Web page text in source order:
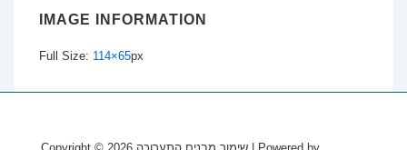
IMAGE INFORMATION
Full Size: 114×65px